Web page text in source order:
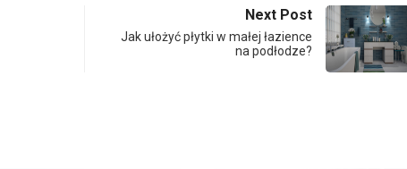
Next Post
Jak ułożyć płytki w małej łazience
na podłodze?